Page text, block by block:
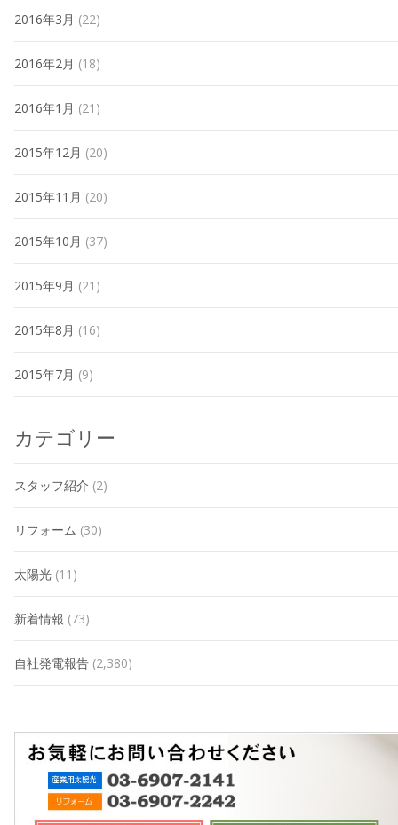
2016年3月 (22)
2016年2月 (18)
2016年1月 (21)
2015年12月 (20)
2015年11月 (20)
2015年10月 (37)
2015年9月 (21)
2015年8月 (16)
2015年7月 (9)
カテゴリー
スタッフ紹介 (2)
リフォーム (30)
太陽光 (11)
新着情報 (73)
自社発電報告 (2,380)